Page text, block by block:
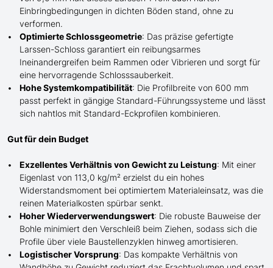
Einbringbedingungen in dichten Böden stand, ohne zu
verformen.
Optimierte Schlossgeometrie: Das präzise gefertigte
Larssen-Schloss garantiert ein reibungsarmes
Ineinandergreifen beim Rammen oder Vibrieren und sorgt für
eine hervorragende Schlosssauberkeit.
Hohe Systemkompatibilität: Die Profilbreite von 600 mm
passt perfekt in gängige Standard-Führungssysteme und lässt
sich nahtlos mit Standard-Eckprofilen kombinieren.
Gut für dein Budget
Exzellentes Verhältnis von Gewicht zu Leistung: Mit einer
Eigenlast von 113,0 kg/m² erzielst du ein hohes
Widerstandsmoment bei optimiertem Materialeinsatz, was die
reinen Materialkosten spürbar senkt.
Hoher Wiederverwendungswert: Die robuste Bauweise der
Bohle minimiert den Verschleiß beim Ziehen, sodass sich die
Profile über viele Baustellenzyklen hinweg amortisieren.
Logistischer Vorsprung: Das kompakte Verhältnis von